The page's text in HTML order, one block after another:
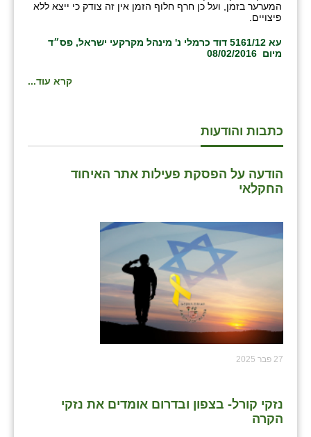
המערער בזמן, ועל כן חרף חלוף הזמן אין זה צודק כי ייצא ללא
פיצויים.
עא 5161/12 דוד כרמלי נ' מינהל מקרקעי ישראל, פס״ד
מיום 08/02/2016
קרא עוד...
כתבות והודעות
הודעה על הפסקת פעילות אתר האיחוד
החקלאי
27 פבר 2025
נזקי קורל- בצפון ובדרום אומדים את נזקי
הקרה